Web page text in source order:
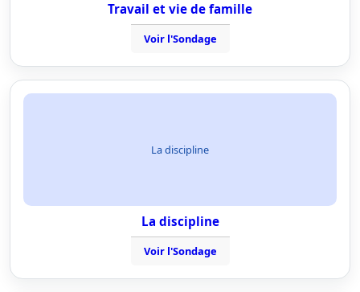
Travail et vie de famille
Voir l'Sondage
La discipline
La discipline
Voir l'Sondage